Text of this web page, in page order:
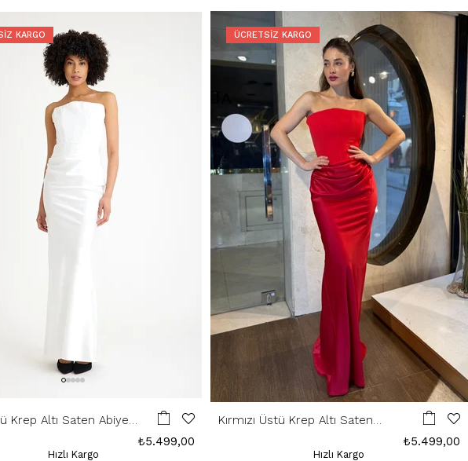
Krep Altı Saten Abiye
₺5.499,00
Hızlı Kargo
KARGO
Kırmızı Üstü Krep Altı Saten
₺5.499,00
Hızlı Kargo
ÜCRETSIZ KARGO